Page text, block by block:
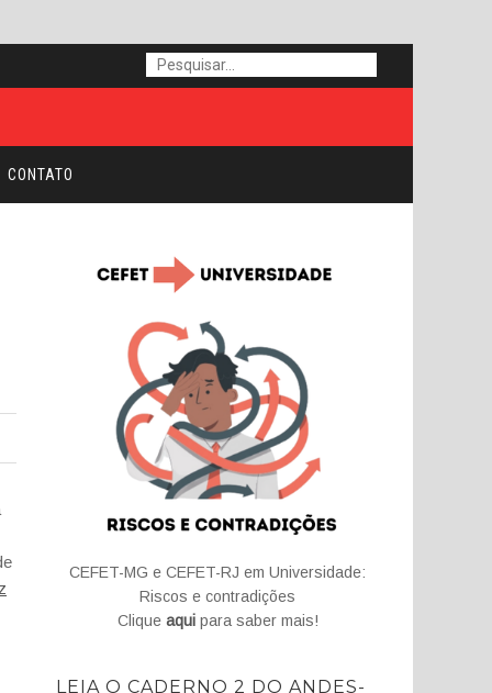
CONTATO
CEFET-MG e CEFET-RJ em Universidade:
Riscos e contradições
Clique aquipara saber mais!
LEIA O CADERNO 2 DO ANDES-